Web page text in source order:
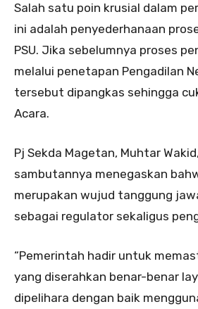
Salah satu poin krusial dalam
ini adalah penyederhanaan
PSU. Jika sebelumnya proses
melalui penetapan Pengadilan
tersebut dipangkas sehingga
Acara.
Pj Sekda Magetan, Muhtar
sambutannya menegaskan
merupakan wujud tanggung
sebagai regulator sekaligus
“Pemerintah hadir untuk
yang diserahkan benar-benar
dipelihara dengan baik